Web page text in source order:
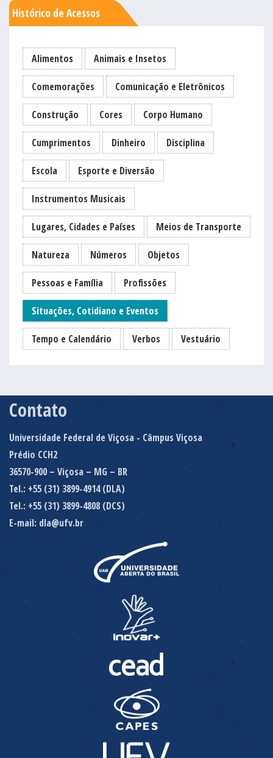
Histórico de Acessos
Alimentos Animais e Insetos
Comemorações Comunicação e Eletrônicos
Construção Cores Corpo Humano
Cumprimentos Dinheiro Disciplina
Escola Esporte e Diversão
Instrumentos Musicais
Lugares, Cidades e Países Meios de Transporte
Natureza Números Objetos
Pessoas e Família Profissões
Situações, Cotidiano e Eventos
Tempo e Calendário Verbos Vestuário
Contato
Universidade Federal de Viçosa - Câmpus Viçosa
Prédio CCH2
36570-900 – Viçosa – MG – BR
Tel.: +55 (31) 3899-4914 (DLA)
Tel.: +55 (31) 3899-4808 (DCS)
E-mail: dla@ufv.br